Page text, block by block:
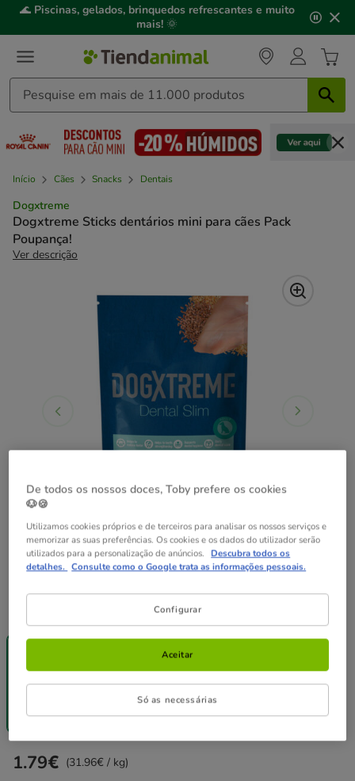
3,
mensagem,
🌊 Piscinas, gelados, brinquedos refrescantes e muito
mais! 🌞
Início Cães Snacks Dentais
Dogxtreme
Dogxtreme Sticks dentários mini para cães Pack
Poupança!
Ver descrição
(31.96€ / kg)
4 pacotes x 56
g
Poupança
6.80€
(30.36€ / kg)
g
9.88€
(29.40€ / kg)
Preço 1.79€, 31.96 EUR por kg
1.79€ (31.96€ / kg)
De todos os nossos doces, Toby prefere os cookies
🐶🍪
Utilizamos cookies próprios e de terceiros para analisar os nossos serviços e
memorizar as suas preferências. Os cookies e os dados do utilizador serão
utilizados para a personalização de anúncios. Descubra todos os
detalhes. Consulte como o Google trata as informações pessoais.
Configurar
Só as necessárias
Aceitar